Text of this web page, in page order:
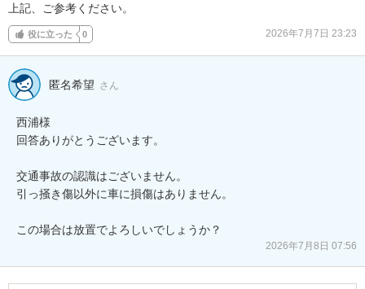
上記、ご参考ください。
役に立った 0 2026年7月7日 23:23
匿名希望 さん
西浦様
回答ありがとうございます。
交通事故の認識はございません。
引っ掻き傷以外に車に損傷はありません。
この場合は放置でよろしいでしょうか？
2026年7月8日 07:56